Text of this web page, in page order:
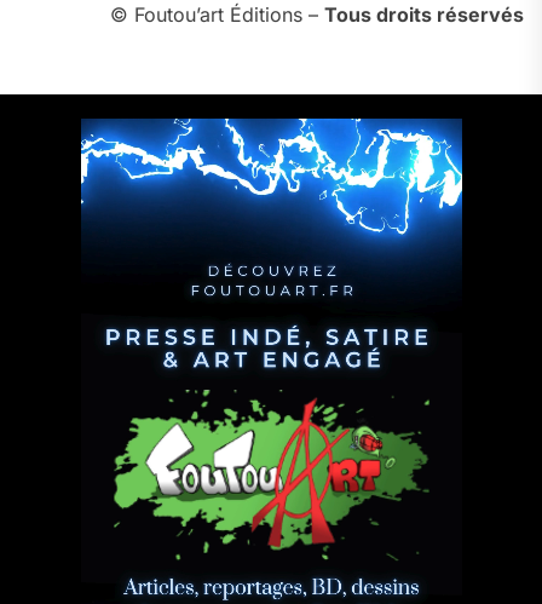
© Foutou’art Éditions – Tous droits réservés